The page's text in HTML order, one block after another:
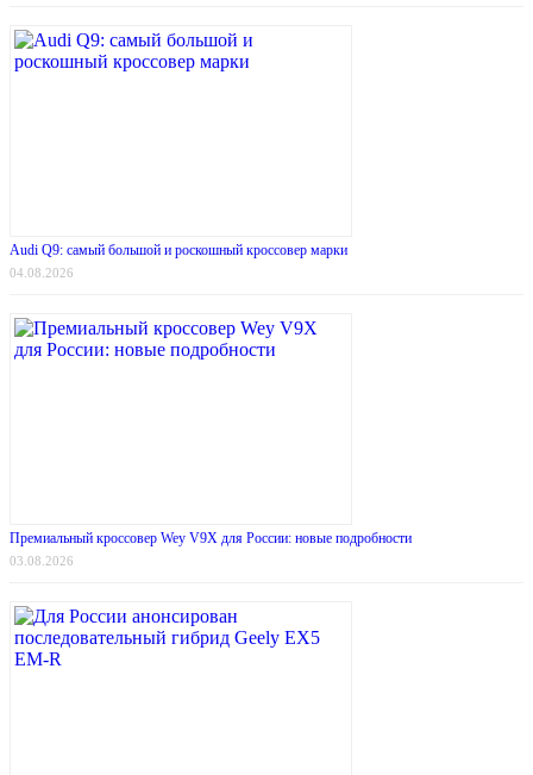
Audi Q9: самый большой и роскошный кроссовер марки
04.08.2026
Премиальный кроссовер Wey V9X для России: новые подробности
03.08.2026